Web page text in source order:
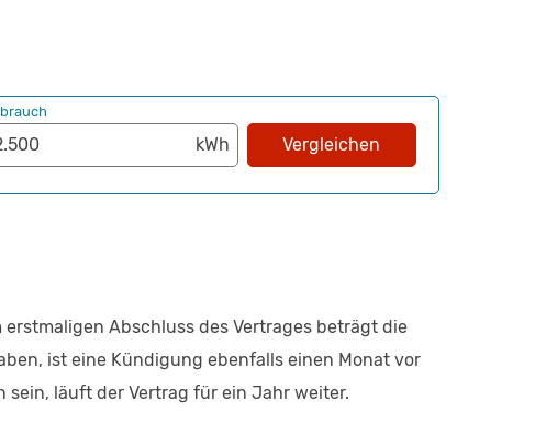
Vergleichen
Abschluss des Vertrages beträgt die
ist eine Kündigung ebenfalls einen Monat vor
läuft der Vertrag für ein Jahr weiter.